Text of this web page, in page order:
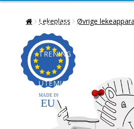
BELYSNING
TRENING
UTEMILJØ
REFERANSER
Lekeplass Øvrige